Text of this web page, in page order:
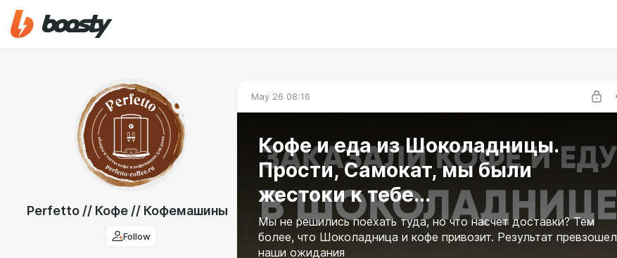
Perfetto // Кофе // Кофемашины
Follow
May 26 08:16
Кофе и еда из Шоколадницы.
Прости, Самокат, мы были
жестоки к тебе...
Мы не решились поехать туда, но что насчет доставки? Тем
более, что Шоколадница и кофе привозит. Результат превзошел
наши ожидания